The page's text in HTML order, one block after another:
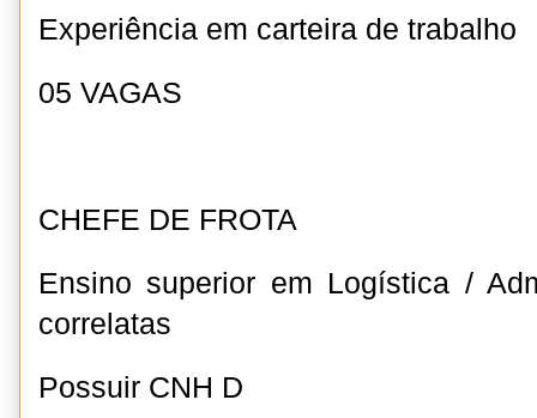
Experiência em carteira de trabalho
05 VAGAS
CHEFE DE FROTA
Ensino superior em Logística /
correlatas
Possuir CNH D